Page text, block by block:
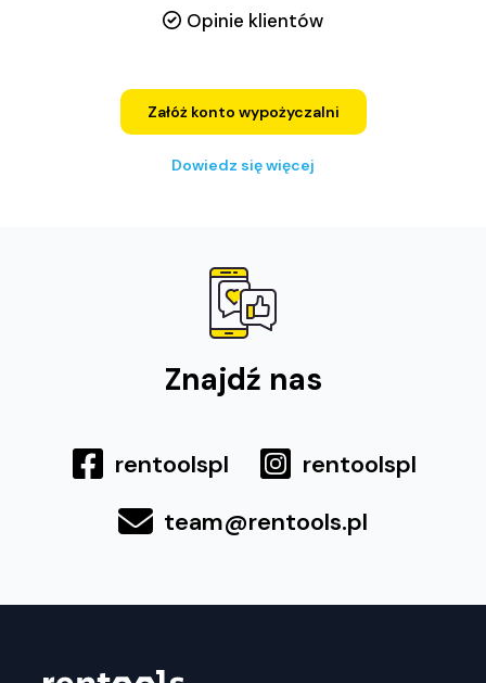
Opinie klientów
Załóż konto wypożyczalni
Dowiedz się więcej
Znajdź nas
rentoolspl
rentoolspl
team@rentools.pl